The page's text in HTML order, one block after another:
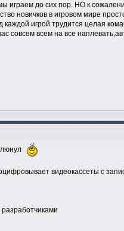
играем до сих пор. НО к
новичков в игровом мире
игрой трудится целая
совсем всем на все
видеокассеты с